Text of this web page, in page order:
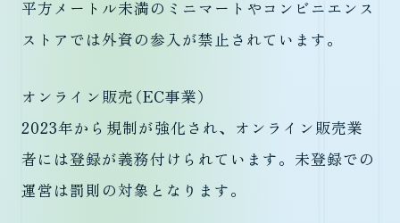
平方メートル未満のミニマートやコンビニエンス
ストアでは外資の参入が禁止されています。
オンライン販売（EC事業）
2023年から規制が強化され、オンライン販売業
者には登録が義務付けられています。未登録での
運営は罰則の対象となります。